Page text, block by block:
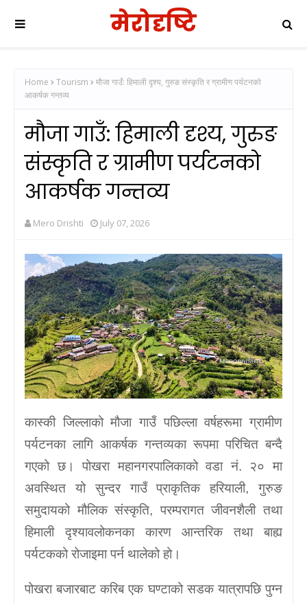
मेरोदृष्टि
Home Tourism
मौजा गाउँ: हिमाली दृश्य, गुरुङ संस्कृति र ग्रामीण पर्यटनको
आकर्षक गन्तव्य
मौजा गाउँ: हिमाली दृश्य, गुरुङ
संस्कृति र ग्रामीण पर्यटनको
आकर्षक गन्तव्य
Mero Drishti July 07, 2026
कास्की जिल्लाको मौजा गाउँ पछिल्ला वर्षहरूमा ग्रामीण
पर्यटनका लागि आकर्षक गन्तव्यका रूपमा परिचित बन्दै
गएको छ। पोखरा महानगरपालिकाको वडा नं. २० मा
अवस्थित यो सुन्दर गाउँ प्राकृतिक हरियाली, गुरुङ
समुदायको मौलिक संस्कृति, परम्परागत जीवनशैली तथा
हिमाली दृश्यावलोकनका कारण आन्तरिक तथा बाह्य
पर्यटकको रोजाइमा पर्न थालेको हो।
पोखरा बजारबाट करिब एक घण्टाको सडक यात्रापछि पुग्न